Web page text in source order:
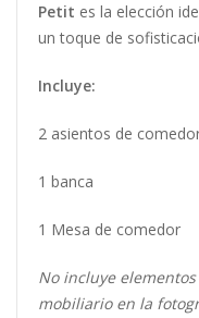
Petit es la elección
un toque de
Incluye:
2 asientos de
1 banca
1 Mesa de comedor
No incluye
mobiliario en la